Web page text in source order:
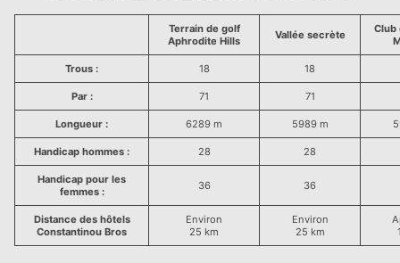
Terrain de golf
Aphrodite Hills
Vallée secrète
Club
Trous : 18 18
Par : 71 71
Longueur : 6289 m 5989 m
Handicap hommes : 28 28
Handicap pour les
femmes :
36 36
Distance des hôtels
Constantinou Bros
Environ
25 km
Environ
25 km